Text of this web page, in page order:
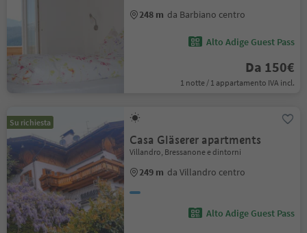
248 m da Barbiano centro
Alto Adige Guest Pass
Da 150€
1 notte / 1 appartamento IVA incl.
Su richiesta
Casa Gläserer apartments
Villandro, Bressanone e dintorni
249 m da Villandro centro
Alto Adige Guest Pass